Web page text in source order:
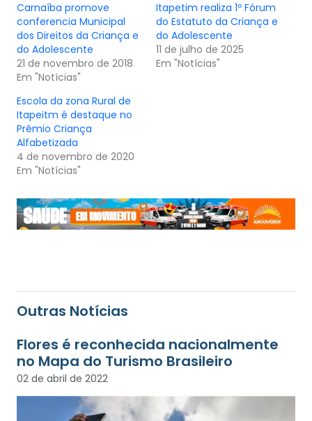
Carnaíba promove
conferencia Municipal
dos Direitos da Criança e
do Adolescente
21 de novembro de 2018
Em "Notícias"
Itapetim realiza 1º Fórum
do Estatuto da Criança e
do Adolescente
11 de julho de 2025
Em "Notícias"
Escola da zona Rural de
Itapeitm é destaque no
Prêmio Criança
Alfabetizada
4 de novembro de 2020
Em "Notícias"
Outras Notícias
Flores é reconhecida nacionalmente
no Mapa do Turismo Brasileiro
02 de abril de 2022